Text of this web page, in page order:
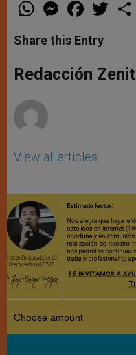
W
t
s
p
p
M
e
s
e
g
e
F
a
e
b
o
k
w
r
Share this Entry
Redacción Zenit
View all articles